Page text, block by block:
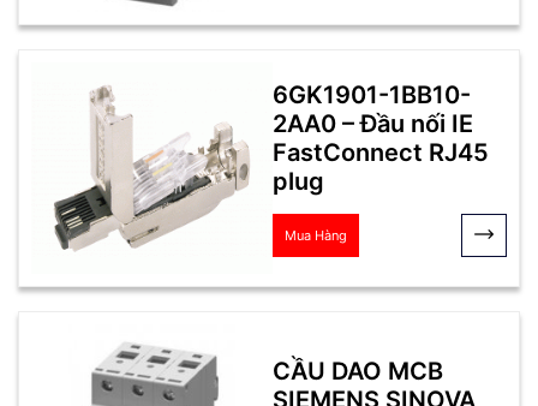
6GK1901-1BB10-
2AA0 – Đầu nối IE
FastConnect RJ45
plug
Mua Hàng
CẦU DAO MCB
SIEMENS SINOVA